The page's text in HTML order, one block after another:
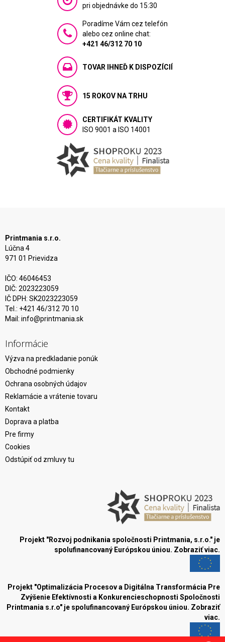
pri objednávke do 15:30
Poradíme Vám cez telefón
alebo cez online chat:
+421 46/312 70 10
TOVAR IHNEĎ K DISPOZÍCIÍ
15 ROKOV NA TRHU
CERTIFIKÁT KVALITY
ISO 9001 a ISO 14001
Printmania s.r.o.
Lúčna 4
971 01 Prievidza
IČO: 46046453
DIČ: 2023223059
IČ DPH: SK2023223059
Tel.: +421 46/312 70 10
Mail: info@printmania.sk
Informácie
Výzva na predkladanie ponúk
Obchodné podmienky
Ochrana osobných údajov
Reklamácie a vrátenie tovaru
Kontakt
Doprava a platba
Pre firmy
Cookies
Odstúpiť od zmluvy tu
Projekt "Rozvoj podnikania spoločnosti Printmania, s.r.o." je
spolufinancovaný Európskou úniou. Zobraziť viac.
Projekt "Optimalizácia Procesov a Digitálna Transformácia Pre
Zvýšenie Efektívnosti a Konkurencieschopnosti Spoločnosti
Printmania s.r.o" je spolufinancovaný Európskou úniou. Zobraziť
viac.